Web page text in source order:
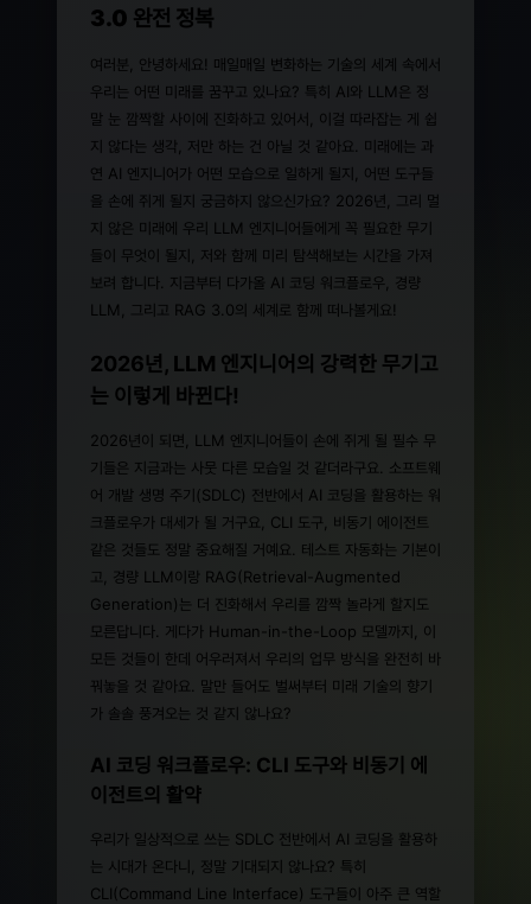
3.0 완전 정복
여러분, 안녕하세요! 매일매일 변화하는 기술의 세계 속에서
우리는 어떤 미래를 꿈꾸고 있나요? 특히 AI와 LLM은 정
말 눈 깜짝할 사이에 진화하고 있어서, 이걸 따라잡는 게 쉽
지 않다는 생각, 저만 하는 건 아닐 것 같아요. 미래에는 과
연 AI 엔지니어가 어떤 모습으로 일하게 될지, 어떤 도구들
을 손에 쥐게 될지 궁금하지 않으신가요? 2026년, 그리 멀
지 않은 미래에 우리 LLM 엔지니어들에게 꼭 필요한 무기
들이 무엇이 될지, 저와 함께 미리 탐색해보는 시간을 가져
보려 합니다. 지금부터 다가올 AI 코딩 워크플로우, 경량
LLM, 그리고 RAG 3.0의 세계로 함께 떠나볼게요!
2026년, LLM 엔지니어의 강력한 무기고
는 이렇게 바뀐다!
2026년이 되면, LLM 엔지니어들이 손에 쥐게 될 필수 무
기들은 지금과는 사뭇 다른 모습일 것 같더라구요. 소프트웨
어 개발 생명 주기(SDLC) 전반에서 AI 코딩을 활용하는 워
크플로우가 대세가 될 거구요, CLI 도구, 비동기 에이전트
같은 것들도 정말 중요해질 거예요. 테스트 자동화는 기본이
고, 경량 LLM이랑 RAG(Retrieval-Augmented
Generation)는 더 진화해서 우리를 깜짝 놀라게 할지도
모른답니다. 게다가 Human-in-the-Loop 모델까지, 이
모든 것들이 한데 어우러져서 우리의 업무 방식을 완전히 바
꿔놓을 것 같아요. 말만 들어도 벌써부터 미래 기술의 향기
가 솔솔 풍겨오는 것 같지 않나요?
AI 코딩 워크플로우: CLI 도구와 비동기 에
이전트의 활약
우리가 일상적으로 쓰는 SDLC 전반에서 AI 코딩을 활용하
는 시대가 온다니, 정말 기대되지 않나요? 특히
CLI(Command Line Interface) 도구들이 아주 큰 역할